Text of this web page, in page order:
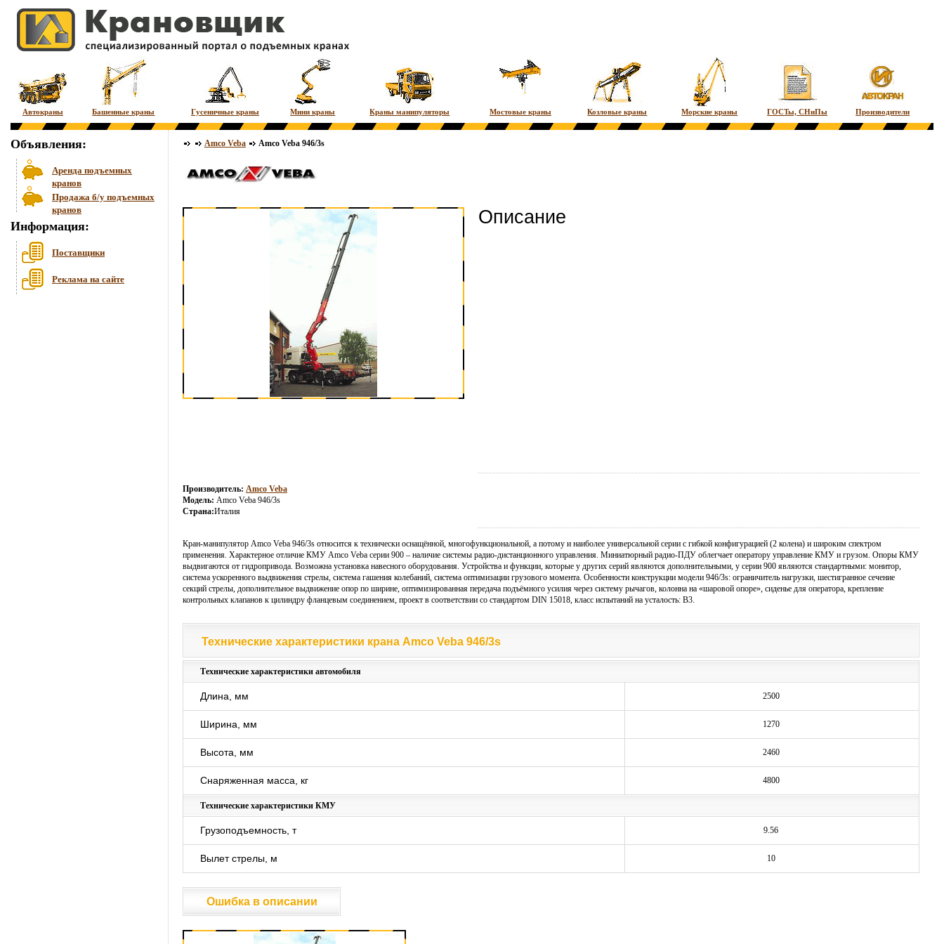
Автокраны Башенные краны Гусеничные краны Мини краны Краны манипуляторы Мостовые краны Козловые краны Морские краны ГОСТы, СНиПы Производители
Объявления:
Аренда подъемных
кранов
Продажа б/у подъемных
кранов
Информация:
Поставщики
Реклама на сайте
Amco Veba Amco Veba 946/3s
Описание
Производитель: Amco Veba
Модель: Amco Veba 946/3s
Страна:Италия
Кран-манипулятор Amco Veba 946/3s относится к технически оснащённой, многофункциональной, а потому и наиболее универсальной серии с гибкой конфигурацией (2 колена) и широким спектром
применения. Характерное отличие КМУ Amco Veba серии 900 – наличие системы радио-дистанционного управления. Миниатюрный радио-ПДУ облегчает оператору управление КМУ и грузом. Опоры КМУ
выдвигаются от гидропривода. Возможна установка навесного оборудования. Устройства и функции, которые у других серий являются дополнительными, у серии 900 являются стандартными: монитор,
система ускоренного выдвижения стрелы, система гашения колебаний, система оптимизации грузового момента. Особенности конструкции модели 946/3s: ограничитель нагрузки, шестигранное сечение
секций стрелы, дополнительное выдвижение опор по ширине, оптимизированная передача подъёмного усилия через систему рычагов, колонна на «шаровой опоре», сиденье для оператора, крепление
контрольных клапанов к цилиндру фланцевым соединением, проект в соответствии со стандартом DIN 15018, класс испытаний на усталость: В3.
Технические характеристики крана Amco Veba 946/3s
Технические характеристики крана Amco Veba 946/3s
Технические характеристики автомобиля
Длина, мм 2500
Ширина, мм 1270
Высота, мм 2460
Снаряженная масса, кг 4800
Технические характеристики КМУ
Грузоподъемность, т 9.56
Вылет стрелы, м 10